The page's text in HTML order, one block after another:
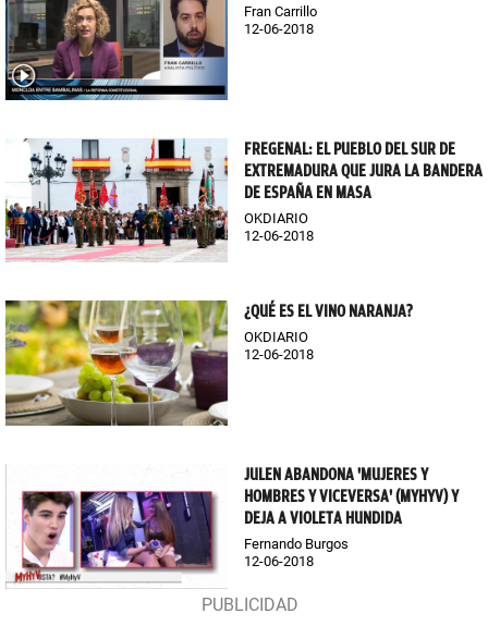
Fran Carrillo
12-06-2018
FREGENAL: EL PUEBLO DEL SUR DE
EXTREMADURA QUE JURA LA BANDERA
DE ESPAÑA EN MASA
OKDIARIO
12-06-2018
¿QUÉ ES EL VINO NARANJA?
OKDIARIO
12-06-2018
JULEN ABANDONA 'MUJERES Y
HOMBRES Y VICEVERSA' (MYHYV) Y
DEJA A VIOLETA HUNDIDA
Fernando Burgos
12-06-2018